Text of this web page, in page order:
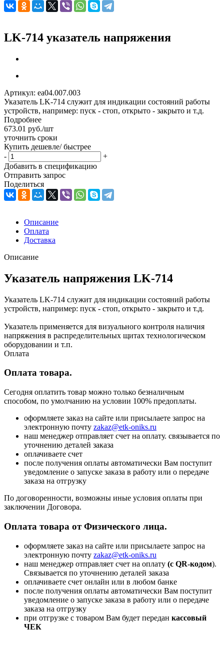
LK-714 указатель напряжения
Артикул: ea04.007.003
Указатель LK-714 служит для индикации состояний работы
устройств, например: пуск - стоп, открыто - закрыто и т.д.
Подробнее
673.01 руб./шт
уточнить сроки
Купить дешевле/ быстрее
-
+
Добавить в спецификацию
Отправить запрос
Поделиться
Описание
Оплата
Доставка
Описание
Указатель напряжения LK-714
Указатель LK-714 служит для индикации состояний работы
устройств, например: пуск - стоп, открыто - закрыто и т.д.
Указатель применяется для визуального контроля наличия
напряжения в распределительных щитах технологическом
оборудовании и т.п.
Оплата
Оплата товара.
Сегодня оплатить товар можно только безналичным
способом, по умолчанию на условии 100% предоплаты.
оформляете заказ на сайте или присылаете запрос на
электронную почту zakaz@etk-oniks.ru
наш менеджер отправляет счет на оплату. связывается по
уточнению деталей заказа
оплачиваете счет
после получения оплаты автоматически Вам поступит
уведомление о запуске заказа в работу или о передаче
заказа на отгрузку
По договоренности, возможны иные условия оплаты при
заключении Договора.
Оплата товара от Физического лица.
оформляете заказ на сайте или присылаете запрос на
электронную почту zakaz@etk-oniks.ru
наш менеджер отправляет счет на оплату (с QR-кодом).
Связывается по уточнению деталей заказа
оплачиваете счет онлайн или в любом банке
после получения оплаты автоматически Вам поступит
уведомление о запуске заказа в работу или о передаче
заказа на отгрузку
при отгрузке с товаром Вам будет передан кассовый
ЧЕК